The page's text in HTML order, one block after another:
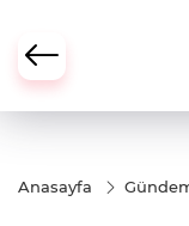
Anasayfa